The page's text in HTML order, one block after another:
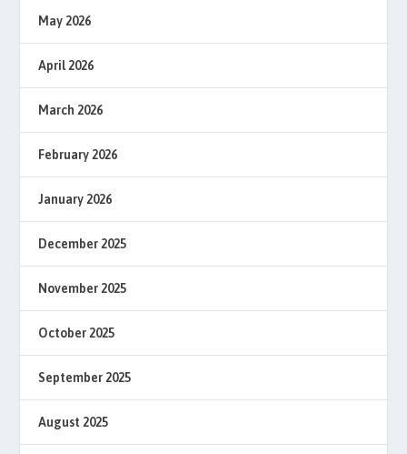
May 2026
April 2026
March 2026
February 2026
January 2026
December 2025
November 2025
October 2025
September 2025
August 2025